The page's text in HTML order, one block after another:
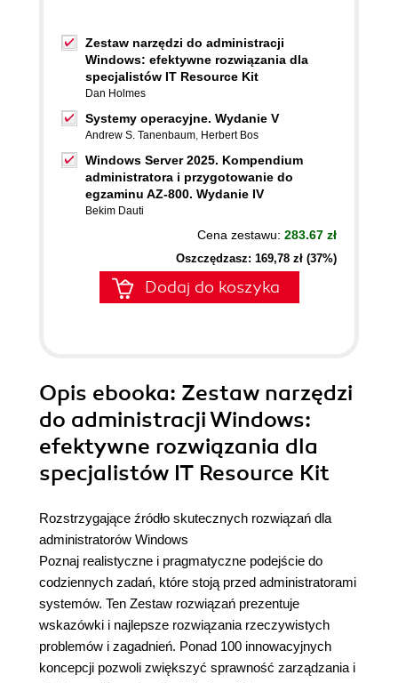
Zestaw narzędzi do administracji
Windows: efektywne rozwiązania dla
specjalistów IT Resource Kit
Dan Holmes
Systemy operacyjne. Wydanie V
Andrew S. Tanenbaum, Herbert Bos
Windows Server 2025. Kompendium
administratora i przygotowanie do
egzaminu AZ-800. Wydanie IV
Bekim Dauti
Cena zestawu: 283.67 zł
Oszczędzasz: 169,78 zł (37%)
Dodaj do koszyka
Opis ebooka: Zestaw narzędzi
do administracji Windows:
efektywne rozwiązania dla
specjalistów IT Resource Kit
Rozstrzygające źródło skutecznych rozwiązań dla
administratorów Windows
Poznaj realistyczne i pragmatyczne podejście do
codziennych zadań, które stoją przed administratorami
systemów. Ten Zestaw rozwiązań prezentuje
wskazówki i najlepsze rozwiązania rzeczywistych
problemów i zagadnień. Ponad 100 innowacyjnych
koncepcji pozwoli zwiększyć sprawność zarządzania i